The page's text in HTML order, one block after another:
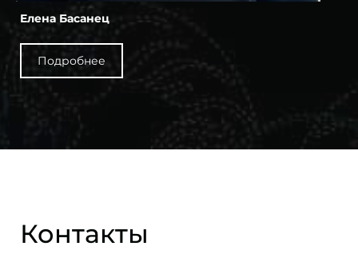
Елена Басанец
Подробнее
Контакты